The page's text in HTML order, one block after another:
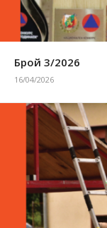
Брой 3/2026
16/04/2026